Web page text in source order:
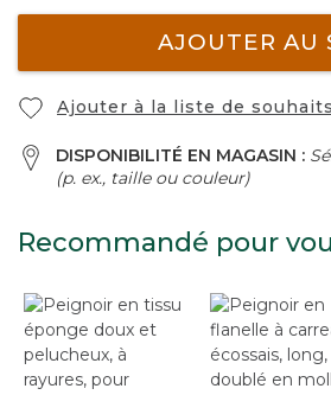
AJOUTER AU
Ajouter à la liste de souhaits
DISPONIBILITÉ EN MAGASIN :
(p. ex., taille ou couleur)
Recommandé pour